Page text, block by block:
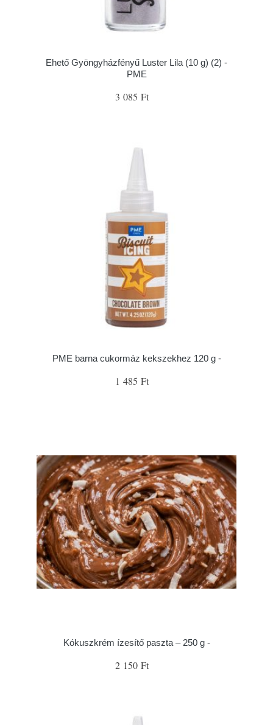
Ehető Gyöngyházfényű Luster Lila (10 g) (2) -
PME
3 085 Ft
PME barna cukormáz kekszekhez 120 g -
1 485 Ft
Kókuszkrém ízesítő paszta – 250 g -
2 150 Ft